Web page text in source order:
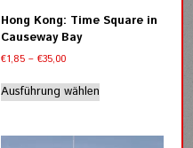
Hong Kong: Time Square in
Causeway Bay
€1,85 – €35,00Preisspanne:
bis
€35,00
Ausführung wählen
Dieses
Produkt
mehrere